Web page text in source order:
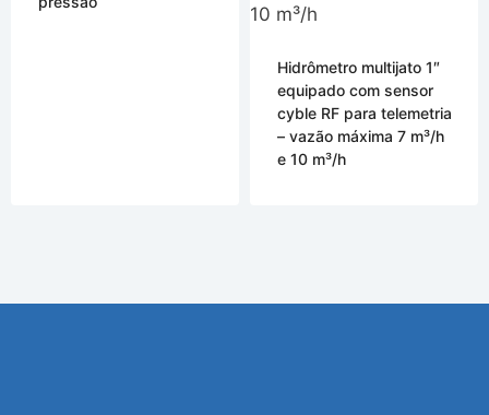
Hidrômetro multijato 1″
equipado com sensor
cyble RF para telemetria
– vazão máxima 7 m³/h
e 10 m³/h